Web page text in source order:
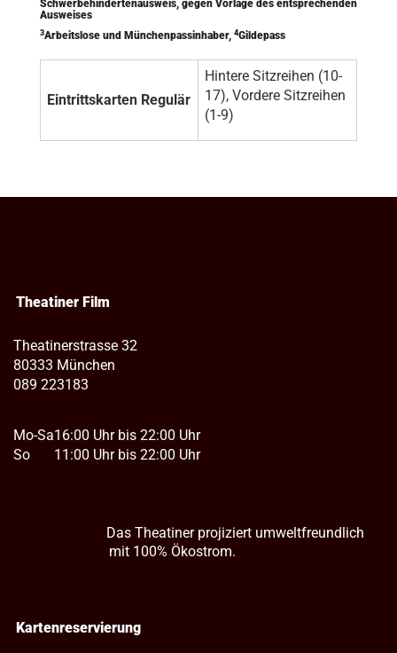
Schwerbehindertenausweis, gegen Vorlage des entsprechenden
Ausweises
3Arbeitslose und Münchenpassinhaber, 4Gildepass
Eintrittskarten Regulär
Hintere Sitzreihen (10-
17), Vordere Sitzreihen
(1-9)
Theatiner Film
Theatinerstrasse 32
80333 München
089 223183
Mo-Sa
So
16:00 Uhr bis 22:00 Uhr
11:00 Uhr bis 22:00 Uhr
Das Theatiner projiziert umweltfreundlich
mit 100% Ökostrom.
Kartenreservierung